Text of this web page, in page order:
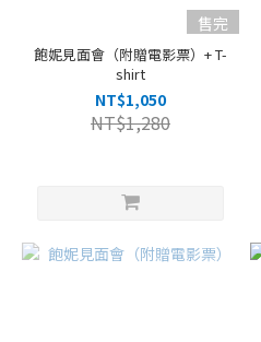
售完
飽妮見面會（附贈電影票）+ T-
shirt
NT$1,050
NT$1,280